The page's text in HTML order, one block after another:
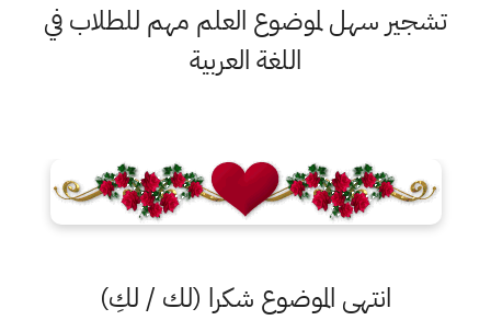
تشجير سهل لموضوع العلم مهم للطلاب في
اللغة العربية
انتهى الموضوع شكرا (لك / لكِ)